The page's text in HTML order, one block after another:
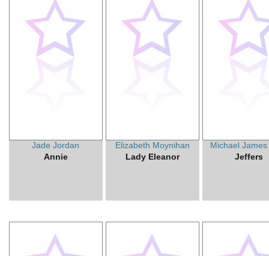
Jade Jordan
Annie
Elizabeth Moynihan
Lady Eleanor
Michael
Jeffers